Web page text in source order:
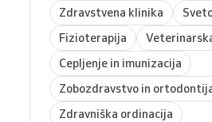
Zdravstvena klinika
Fizioterapija
Cepljenje in imunizacija
Zobozdravstvo in
Zdravniška ordinacija